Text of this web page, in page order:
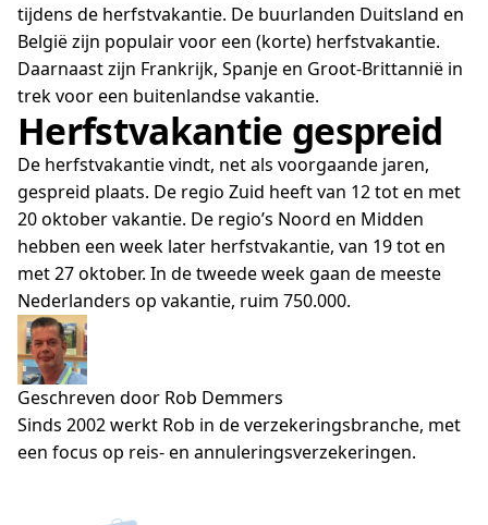
tijdens de herfstvakantie. De buurlanden Duitsland en
België zijn populair voor een (korte) herfstvakantie.
Daarnaast zijn Frankrijk, Spanje en Groot-Brittannië in
trek voor een buitenlandse vakantie.
Herfstvakantie gespreid
De herfstvakantie vindt, net als voorgaande jaren,
gespreid plaats. De regio Zuid heeft van 12 tot en met
20 oktober vakantie. De regio’s Noord en Midden
hebben een week later herfstvakantie, van 19 tot en
met 27 oktober. In de tweede week gaan de meeste
Nederlanders op vakantie, ruim 750.000.
Geschreven door Rob Demmers
Sinds 2002 werkt Rob in de verzekeringsbranche, met
een focus op reis- en annuleringsverzekeringen.